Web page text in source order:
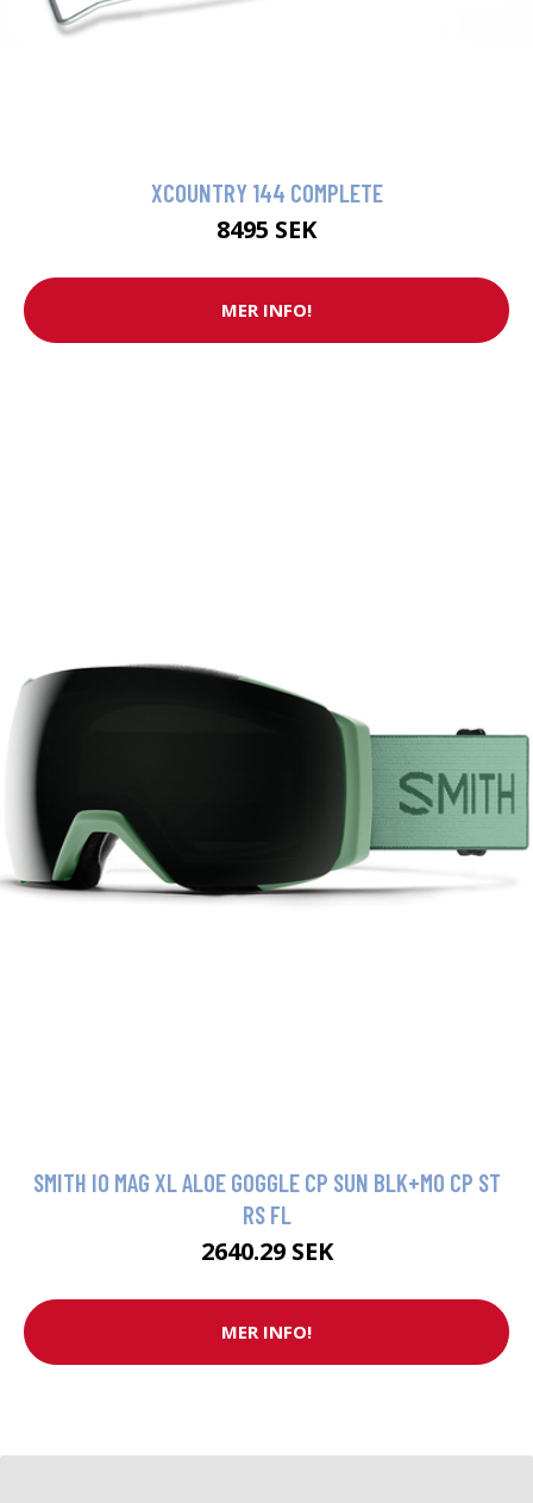
XCOUNTRY 144 COMPLETE
8495 SEK
MER INFO!
SMITH IO MAG XL ALOE GOGGLE CP SUN BLK+MO CP ST
RS FL
2640.29 SEK
MER INFO!